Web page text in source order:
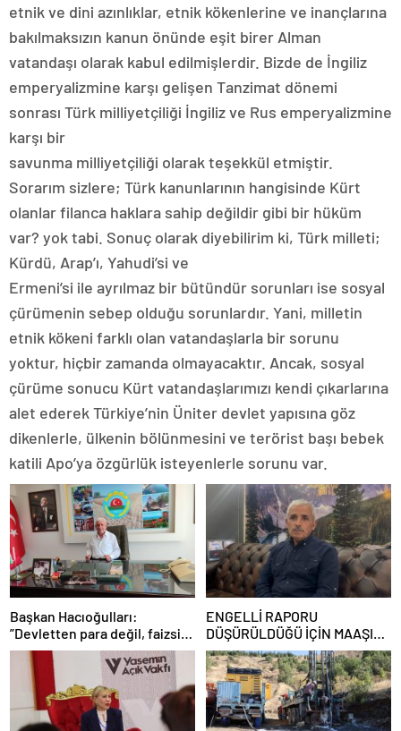
etnik ve dini azınlıklar, etnik kökenlerine ve inançlarına
bakılmaksızın kanun önünde eşit birer Alman
vatandaşı olarak kabul edilmişlerdir. Bizde de İngiliz
emperyalizmine karşı gelişen Tanzimat dönemi
sonrası Türk milliyetçiliği İngiliz ve Rus emperyalizmine
karşı bir
savunma milliyetçiliği olarak teşekkül etmiştir.
Sorarım sizlere; Türk kanunlarının hangisinde Kürt
olanlar filanca haklara sahip değildir gibi bir hüküm
var? yok tabi. Sonuç olarak diyebilirim ki, Türk milleti;
Kürdü, Arap’ı, Yahudi’si ve
Ermeni’si ile ayrılmaz bir bütündür sorunları ise sosyal
çürümenin sebep olduğu sorunlardır. Yani, milletin
etnik kökeni farklı olan vatandaşlarla bir sorunu
yoktur, hiçbir zamanda olmayacaktır. Ancak, sosyal
çürüme sonucu Kürt vatandaşlarımızı kendi çıkarlarına
alet ederek Türkiye’nin Üniter devlet yapısına göz
dikenlerle, ülkenin bölünmesini ve terörist başı bebek
katili Apo’ya özgürlük isteyenlerle sorunu var.
Başkan Hacıoğulları:
”Devletten para değil, faizsiz
kredi istiyoruz. Çiftçi mağdur”
ENGELLİ RAPORU
DÜŞÜRÜLDÜĞÜ İÇİN MAAŞI
KESİLDİ